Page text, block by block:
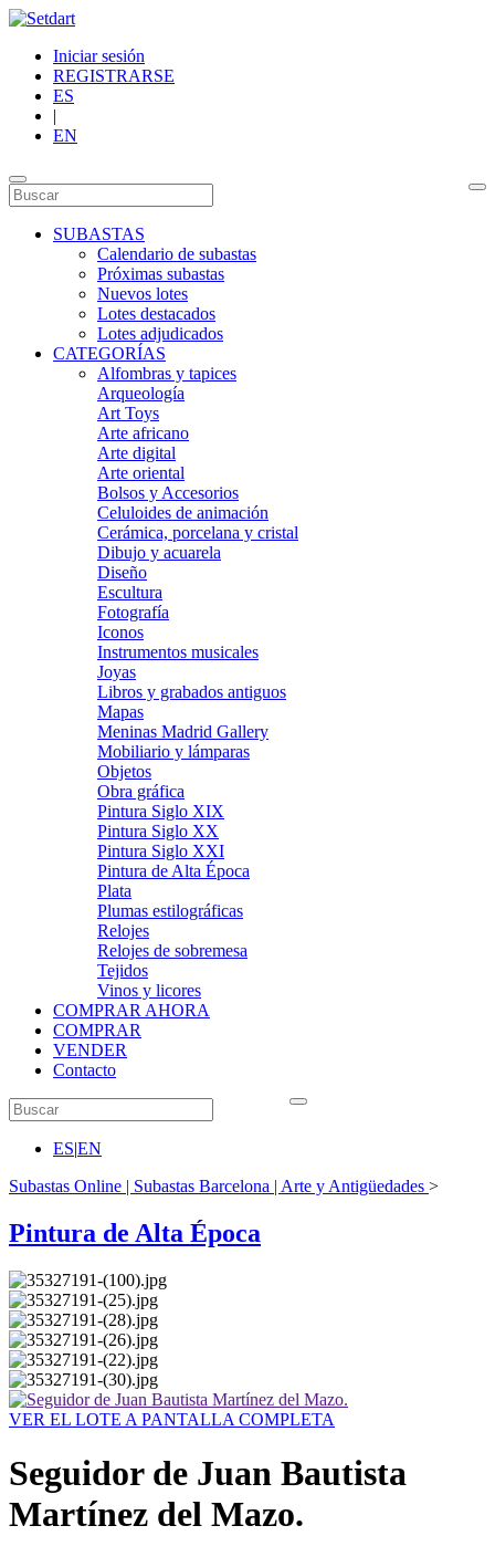
Iniciar sesión
REGISTRARSE
ES
|
EN
SUBASTAS
Calendario de subastas
Próximas subastas
Nuevos lotes
Lotes destacados
Lotes adjudicados
CATEGORÍAS
Alfombras y tapices
Arqueología
Art Toys
Arte africano
Arte digital
Arte oriental
Bolsos y Accesorios
Celuloides de animación
Cerámica, porcelana y cristal
Dibujo y acuarela
Diseño
Escultura
Fotografía
Iconos
Instrumentos musicales
Joyas
Libros y grabados antiguos
Mapas
Meninas Madrid Gallery
Mobiliario y lámparas
Objetos
Obra gráfica
Pintura Siglo XIX
Pintura Siglo XX
Pintura Siglo XXI
Pintura de Alta Época
Plata
Plumas estilográficas
Relojes
Relojes de sobremesa
Tejidos
Vinos y licores
COMPRAR AHORA
COMPRAR
VENDER
Contacto
ES|EN
Subastas Online | Subastas Barcelona | Arte y Antigüedades >
Pintura de Alta Época
VER EL LOTE A PANTALLA COMPLETA
Seguidor de Juan Bautista
Martínez del Mazo.